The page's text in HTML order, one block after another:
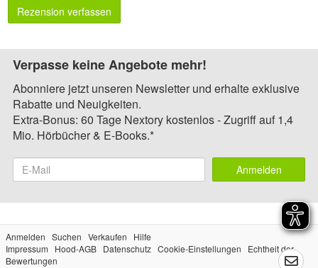
Rezension verfassen
Verpasse keine Angebote mehr!
Abonniere jetzt unseren Newsletter und erhalte exklusive
Rabatte und Neuigkeiten.
Extra-Bonus: 60 Tage Nextory kostenlos - Zugriff auf 1,4
Mio. Hörbücher & E-Books.*
Anmelden
Anmelden Suchen Verkaufen
Hilfe
Impressum
Hood-AGB Datenschutz Cookie-Einstellungen
Echtheit der
Bewertungen